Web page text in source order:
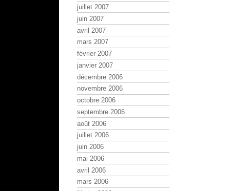
juillet 2007
juin 2007
avril 2007
mars 2007
février 2007
janvier 2007
décembre 2006
novembre 2006
octobre 2006
septembre 2006
août 2006
juillet 2006
juin 2006
mai 2006
avril 2006
mars 2006